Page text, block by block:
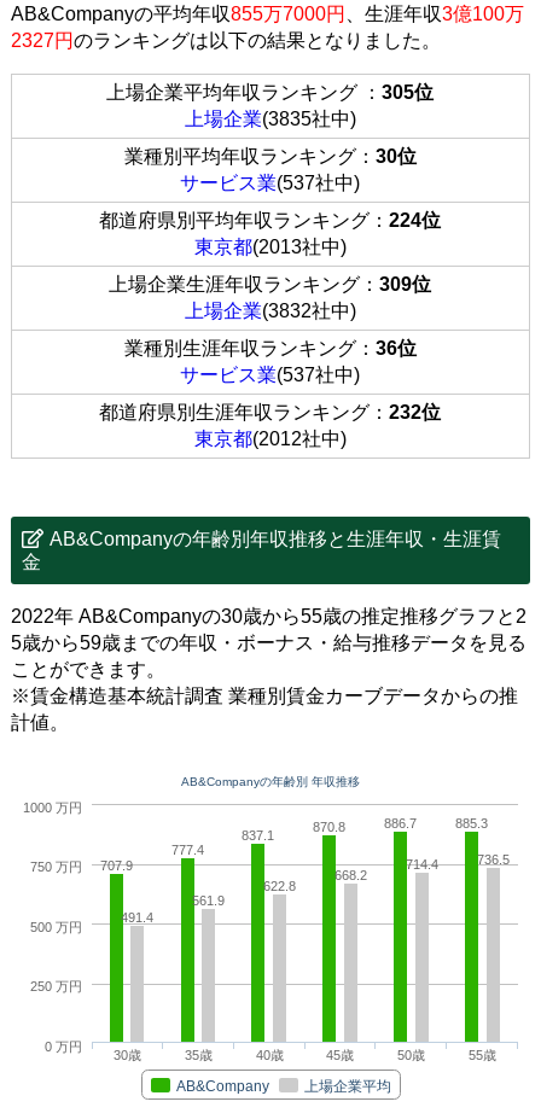
AB&Companyの平均年収855万7000円 、生涯年収3億100万
2327円のランキングは以下の結果となりました。
上場企業平均年収ランキング ：305位
上場企業(3835社中)
業種別平均年収ランキング： 30位
サービス業(537社中)
都道府県別平均年収ランキング：224位
東京都(2013社中)
上場企業生涯年収ランキング：309位
上場企業(3832社中)
業種別生涯年収ランキング： 36位
サービス業(537社中)
都道府県別生涯年収ランキング：232位
東京都(2012社中)
AB&Companyの年齢別年収推移と生涯年収・生涯賃
金
2022年 AB&Companyの30歳から55歳の推定推移グラフと2
5歳から59歳までの年収・ボーナス・給与推移データを見る
ことができます。
※賃金構造基本統計調査 業種別賃金カーブデータからの推
計値。
AB&Companyの年齢別 年収推移
707.9
777.4
837.1
870.8 886.7 885.3
491.4
561.9
622.8
668.2
714.4 736.5
AB&Company 上場企業平均
30歳 35歳 40歳 45歳 50歳 55歳
0 万円
250 万円
500 万円
750 万円
1000 万円